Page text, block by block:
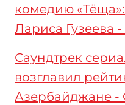
комедию
Лариса
Саундтрек
возглавил
Азербайджане